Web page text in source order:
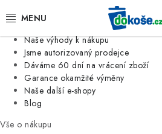
Jsme tradiční česká firma
Naše výhody k nákupu
Jsme autorizovaný prodejce
Dáváme 60 dní na vrácení zboží
Garance okamžité výměny
Naše další e-shopy
Blog
Vše o nákupu
KOŠE
SÁČKY